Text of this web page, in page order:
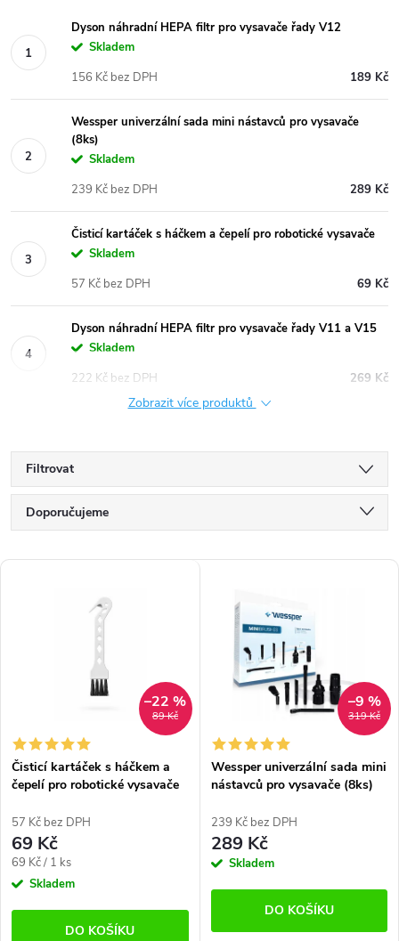
Dyson náhradní HEPA filtr pro vysavače řady V12
Skladem
189 Kč
156 Kč bez DPH
Wessper univerzální sada mini nástavců pro vysavače
(8ks)
Skladem
289 Kč
239 Kč bez DPH
Čisticí kartáček s háčkem a čepelí pro robotické vysavače
Skladem
69 Kč
57 Kč bez DPH
Dyson náhradní HEPA filtr pro vysavače řady V11 a V15
Skladem
269 Kč
222 Kč bez DPH
Zobrazit více produktů
Filtrovat
Ř
r
o
d
u
k
Doporučujeme
Nejprodávanější
p
r
o
d
u
89 Kč
–22 %
Čisticí kartáček s háčkem a
čepelí pro robotické vysavače
57 Kč bez DPH
69 Kč
Měrná
cena:
69 Kč / 1 ks
Skladem
DO KOŠÍKU
319 Kč
–9 %
Wessper univerzální sada mini
nástavců pro vysavače (8ks)
239 Kč bez DPH
289 Kč
Skladem
DO KOŠÍKU